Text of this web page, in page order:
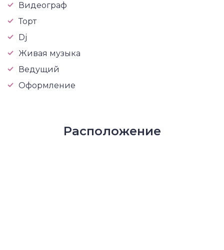
Видеограф
Торт
Dj
Живая музыка
Ведущий
Оформление
Расположение